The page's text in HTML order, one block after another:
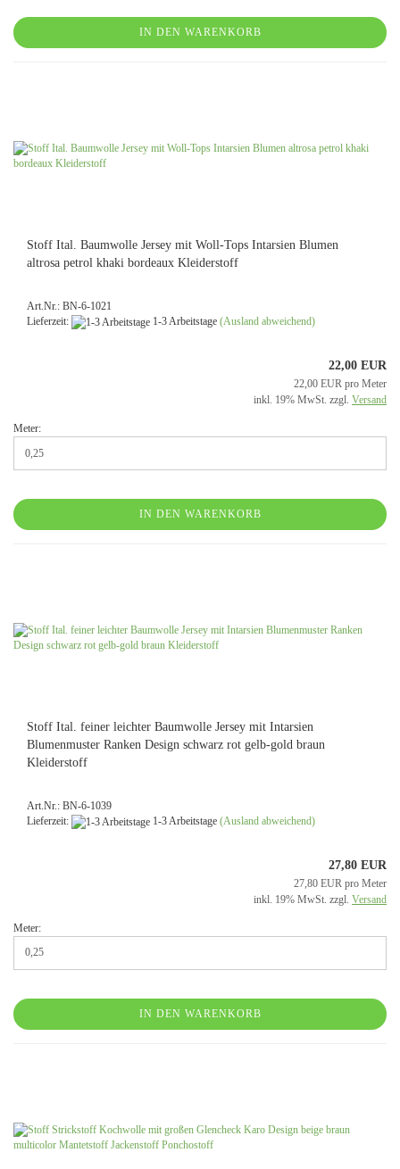
IN DEN WARENKORB
Stoff Ital. Baumwolle Jersey mit Woll-Tops Intarsien Blumen
altrosa petrol khaki bordeaux Kleiderstoff
Art.Nr.: BN-6-1021
Lieferzeit:
1-3 Arbeitstage (Ausland abweichend)
22,00 EUR
22,00 EUR pro Meter
inkl. 19% MwSt. zzgl. Versand
Meter:
IN DEN WARENKORB
Stoff Ital. feiner leichter Baumwolle Jersey mit Intarsien
Blumenmuster Ranken Design schwarz rot gelb-gold braun
Kleiderstoff
Art.Nr.: BN-6-1039
Lieferzeit:
1-3 Arbeitstage (Ausland abweichend)
27,80 EUR
27,80 EUR pro Meter
inkl. 19% MwSt. zzgl. Versand
Meter:
IN DEN WARENKORB